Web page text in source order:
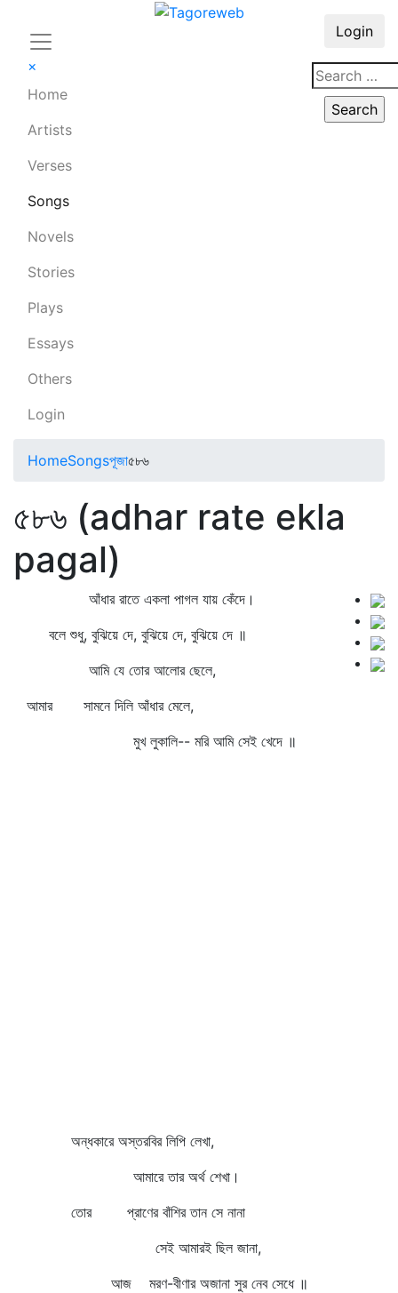
×
Home
Artists
Verses
Songs
Novels
Stories
Plays
Essays
Others
Login
Login
HomeSongsপূজা৫৮৬
৫৮৬ (adhar rate ekla
pagal)
আঁধার রাতে একলা পাগল যায় কেঁদে।
বলে শুধু, বুঝিয়ে দে, বুঝিয়ে দে, বুঝিয়ে দে ॥
আমি যে তোর আলোর ছেলে,
আমার সামনে দিলি আঁধার মেলে,
মুখ লুকালি-- মরি আমি সেই খেদে ॥
অন্ধকারে অস্তরবির লিপি লেখা,
আমারে তার অর্থ শেখা।
তোর প্রাণের বাঁশির তান সে নানা
সেই আমারই ছিল জানা,
আজ মরণ-বীণার অজানা সুর নেব সেধে ॥